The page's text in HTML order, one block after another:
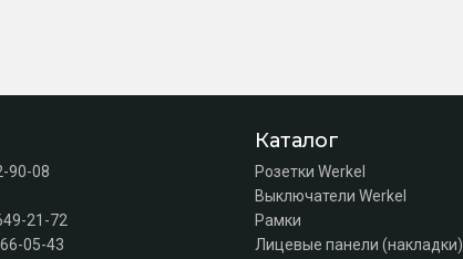
90-08
21-72
05-43
Каталог
Розетки Werkel
Выключатели Werkel
Рамки
Лицевые панели (накладки)